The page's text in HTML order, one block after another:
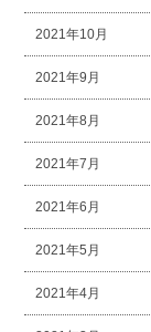
2021年10月
2021年9月
2021年8月
2021年7月
2021年6月
2021年5月
2021年4月